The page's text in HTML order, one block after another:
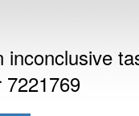
inconclusive